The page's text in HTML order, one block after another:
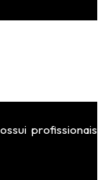
profissionais